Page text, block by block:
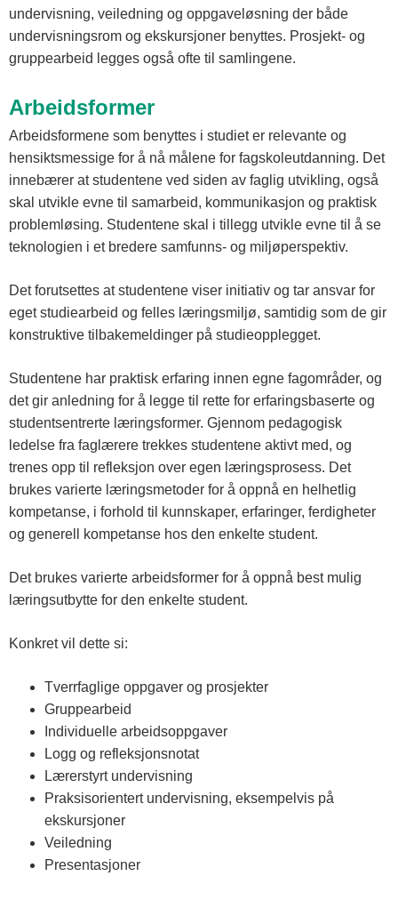
undervisning, veiledning og oppgaveløsning der både
undervisningsrom og ekskursjoner benyttes. Prosjekt- og
gruppearbeid legges også ofte til samlingene.
Arbeidsformer
Arbeidsformene som benyttes i studiet er relevante og
hensiktsmessige for å nå målene for fagskoleutdanning. Det
innebærer at studentene ved siden av faglig utvikling, også
skal utvikle evne til samarbeid, kommunikasjon og praktisk
problemløsing. Studentene skal i tillegg utvikle evne til å se
teknologien i et bredere samfunns- og miljøperspektiv.
Det forutsettes at studentene viser initiativ og tar ansvar for
eget studiearbeid og felles læringsmiljø, samtidig som de gir
konstruktive tilbakemeldinger på studieopplegget.
Studentene har praktisk erfaring innen egne fagområder, og
det gir anledning for å legge til rette for erfaringsbaserte og
studentsentrerte læringsformer. Gjennom pedagogisk
ledelse fra faglærere trekkes studentene aktivt med, og
trenes opp til refleksjon over egen læringsprosess. Det
brukes varierte læringsmetoder for å oppnå en helhetlig
kompetanse, i forhold til kunnskaper, erfaringer, ferdigheter
og generell kompetanse hos den enkelte student.
Det brukes varierte arbeidsformer for å oppnå best mulig
læringsutbytte for den enkelte student.
Konkret vil dette si:
Tverrfaglige oppgaver og prosjekter
Gruppearbeid
Individuelle arbeidsoppgaver
Logg og refleksjonsnotat
Lærerstyrt undervisning
Praksisorientert undervisning, eksempelvis på
ekskursjoner
Veiledning
Presentasjoner